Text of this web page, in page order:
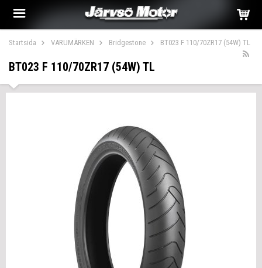
Startsida VARUMÄRKEN Bridgestone BT023 F 110/70ZR17 (54W) TL
BT023 F 110/70ZR17 (54W) TL